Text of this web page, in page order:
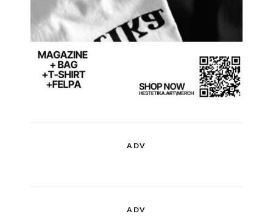
ADV
ADV